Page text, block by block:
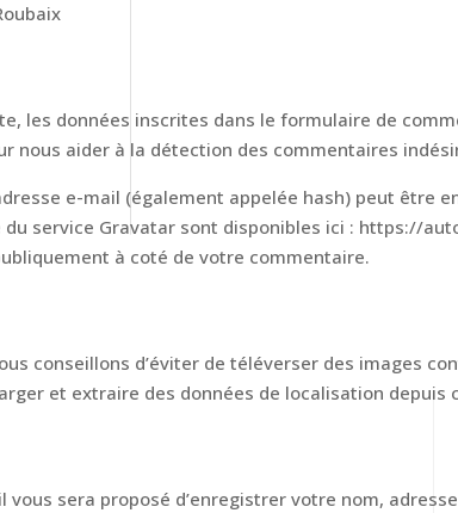
les données inscrites dans le formulaire de
nous aider à la détection des commentaires
e-mail (également appelée hash) peut être
service Gravatar sont disponibles ici : https://
à coté de votre commentaire.
conseillons d’éviter de téléverser des images
et extraire des données de localisation depuis
sera proposé d’enregistrer votre nom,